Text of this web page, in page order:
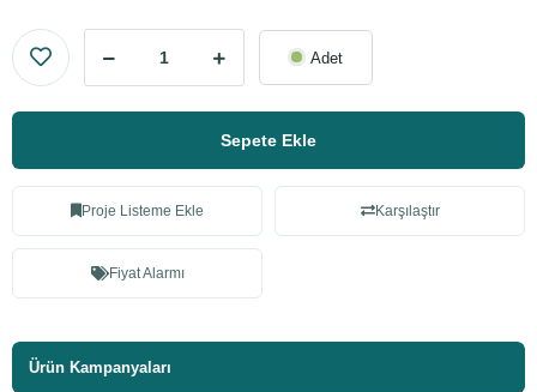
Adet
Sepete Ekle
Proje Listeme Ekle Karşılaştır
Fiyat Alarmı
Ürün Kampanyaları